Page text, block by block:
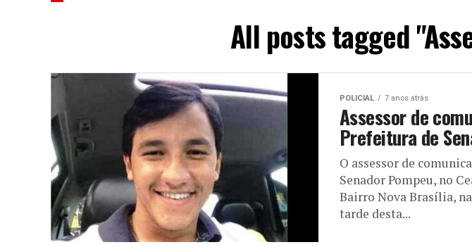
All posts tagged
POLICIAL 7 anos atrás
Assessor de
Prefeitura de
O assessor de
Senador Pompeu, no
Bairro Nova Brasília,
tarde desta...